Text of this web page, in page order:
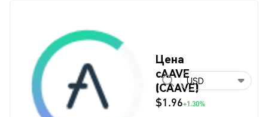
Цена
cAAVE
(CAAVE)
$1.96+1.30%
USD